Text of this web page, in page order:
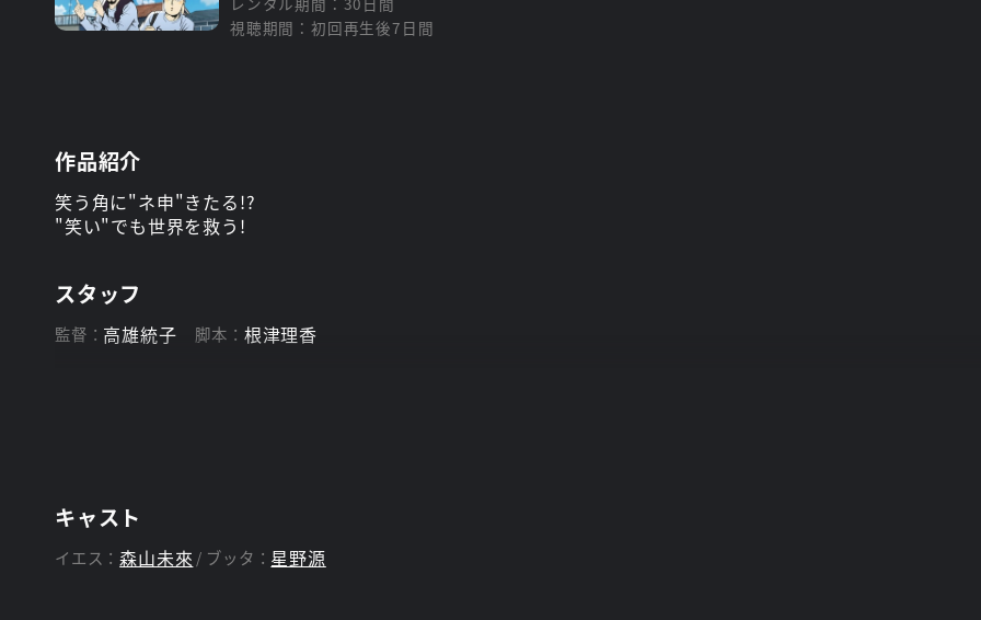
視聴期間：初回再生後7日間
作品紹介
笑う角に"ネ申"きたる!?
"笑い"でも世界を救う!
スタッフ
監督： 高雄統子 脚本： 根津理香
キャスト
イエス：森山未來 ブッタ： 星野源